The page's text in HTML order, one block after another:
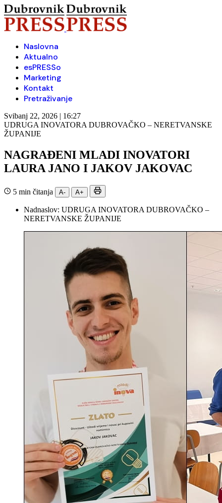
Naslovna
Aktualno
esPRESSo
Marketing
Kontakt
Pretraživanje
Svibanj 22, 2026 | 16:27
UDRUGA INOVATORA DUBROVAČKO – NERETVANSKE
ŽUPANIJE
NAGRAĐENI MLADI INOVATORI
LAURA JANO I JAKOV JAKOVAC
5 min čitanja A- A+
Nadnaslov: UDRUGA INOVATORA DUBROVAČKO –
NERETVANSKE ŽUPANIJE